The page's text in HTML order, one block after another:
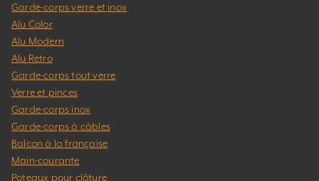
Garde-corps verre et inox
Alu Color
Alu Modern
Alu Retro
Garde-corps tout verre
Verre et pinces
Garde-corps inox
Garde-corps à câbles
Balcon à la française
Main-courante
Poteaux pour clôture